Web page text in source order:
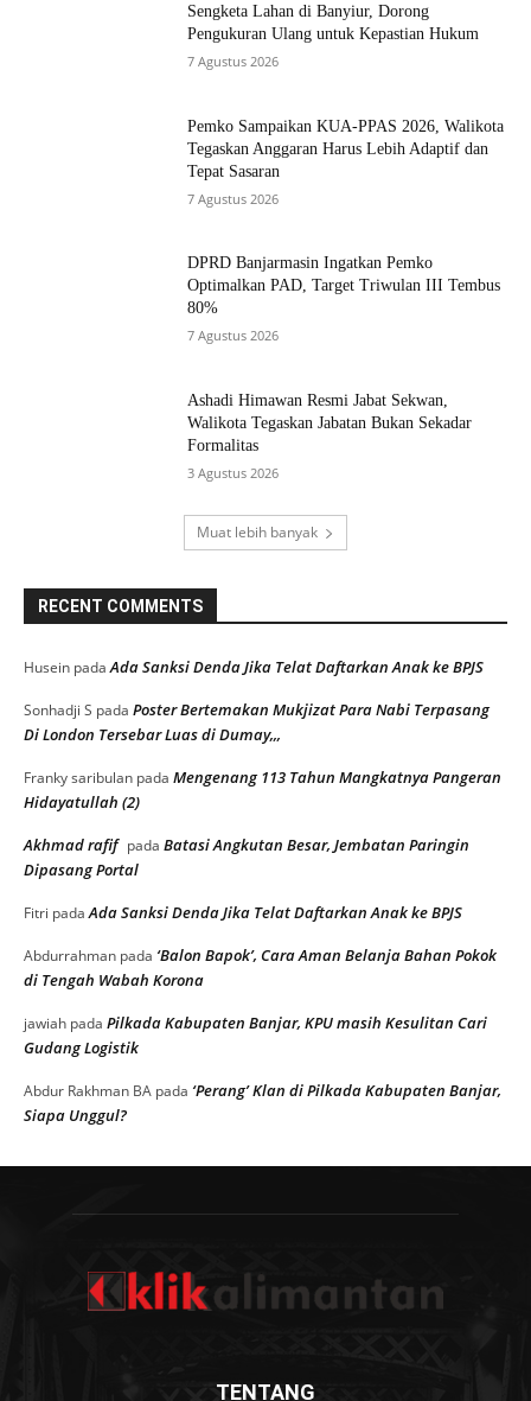
Sengketa Lahan di Banyiur, Dorong
Pengukuran Ulang untuk Kepastian Hukum
7 Agustus 2026
Pemko Sampaikan KUA-PPAS 2026, Walikota
Tegaskan Anggaran Harus Lebih Adaptif dan
Tepat Sasaran
7 Agustus 2026
DPRD Banjarmasin Ingatkan Pemko
Optimalkan PAD, Target Triwulan III Tembus
80%
7 Agustus 2026
Ashadi Himawan Resmi Jabat Sekwan,
Walikota Tegaskan Jabatan Bukan Sekadar
Formalitas
3 Agustus 2026
Muat lebih banyak
RECENT COMMENTS
Husein padaAda Sanksi Denda Jika Telat Daftarkan Anak ke BPJS
Sonhadji S pada Poster Bertemakan Mukjizat Para Nabi Terpasang
Di London Tersebar Luas di Dumay,,,
Franky saribulan pada Mengenang 113 Tahun Mangkatnya Pangeran
Hidayatullah (2)
Akhmad rafif pada Batasi Angkutan Besar, Jembatan Paringin
Dipasang Portal
Fitri padaAda Sanksi Denda Jika Telat Daftarkan Anak ke BPJS
Abdurrahman pada ‘Balon Bapok’, Cara Aman Belanja Bahan Pokok
di Tengah Wabah Korona
jawiah pada Pilkada Kabupaten Banjar, KPU masih Kesulitan Cari
Gudang Logistik
Abdur Rakhman BA pada ‘Perang’ Klan di Pilkada Kabupaten Banjar,
Siapa Unggul?
TENTANG